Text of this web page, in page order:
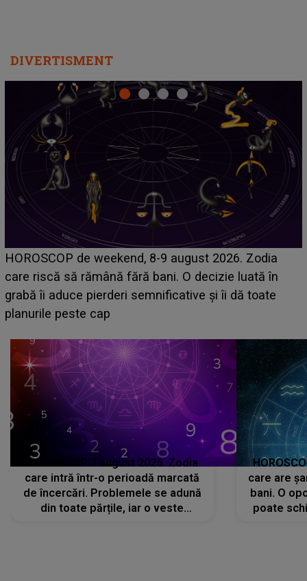
DIVERTISMENT
Emanuel a ținut ACEST DETALIU ASCUNS până
acum! În fața Alexandrei, concurentul din Casa Iubirii
face o MĂRTURISIRE NEAȘTEPTATĂ despre mama
sa: "I-am spus și ei în față, eu nu te iubesc pentru
HOROSCOP 7 august 2026. Zodia
care intră într-o perioadă marcată
de încercări. Problemele se adună
din toate părțile, iar o veste
care are
bani. O
poate